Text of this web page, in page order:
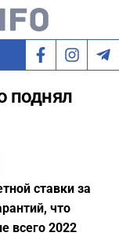
поднял
ставки за
что
всего 2022